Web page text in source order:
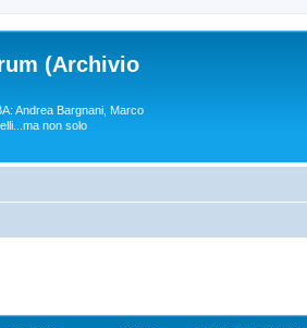
(Archivio
Andrea Bargnani, Marco
non solo